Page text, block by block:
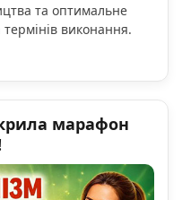
та оптимальне
термінів виконання.
марафон